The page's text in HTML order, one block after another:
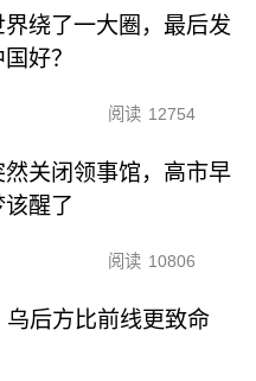
界绕了一大圈，最后发
好？
阅读 12754
然关闭领事馆，高市早
醒了
阅读 10806
后方比前线更致命